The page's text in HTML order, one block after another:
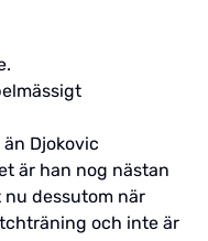
Djokovic
är han nog nästan
nu dessutom när
och inte är